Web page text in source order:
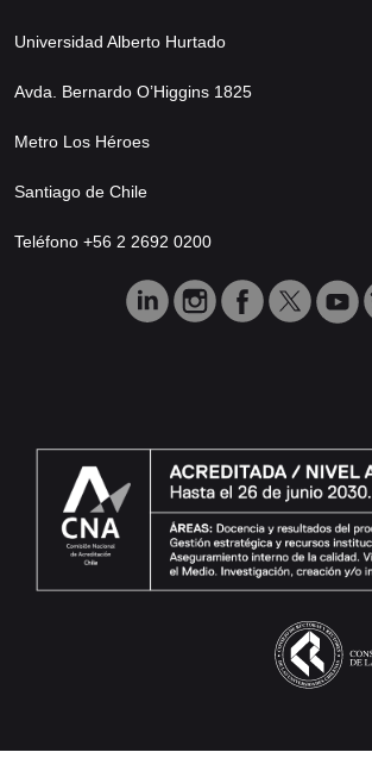
Universidad Alberto Hurtado
Avda. Bernardo O’Higgins 1825
Metro Los Héroes
Santiago de Chile
Teléfono +56 2 2692 0200